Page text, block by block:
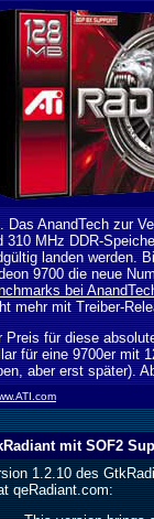
Das AnandTech zur
310 MHz DDR-
landen werden.
9700 die neue
bei
mehr mit Treiber-
Preis für diese
für eine 9700er mit
aber erst später).
mit SOF2
1.2.10 des
qeRadiant.com: